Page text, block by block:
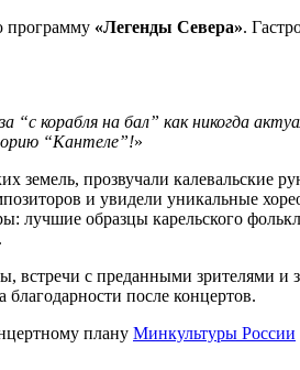
программу «Легенды Севера».
корабля на бал” как никогда
“Кантеле”!»
земель, прозвучали калевальские
и увидели уникальные
образцы карельского
с преданными зрителями и
после концертов.
плану Минкультуры России